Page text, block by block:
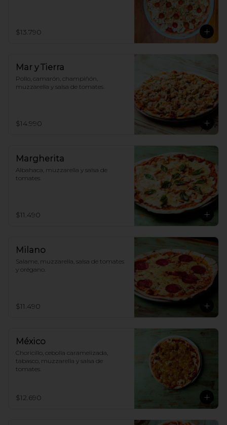
$13.790
Mar y Tierra
Pollo, camarón, champiñón,
muzzarella y salsa de tomates.
$14.990
Margherita
Albahaca, muzzarella y salsa de
tomates.
$11.490
Milano
Salame, muzzarella, salsa de tomates
y orégano.
$11.490
México
Choricillo, cebolla caramelizada,
tabasco, muzzarella y salsa de
tomates.
$12.690